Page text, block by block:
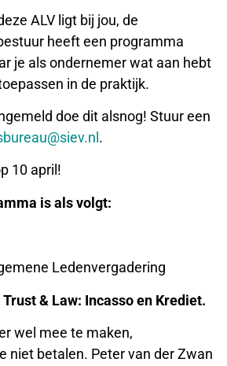
ALV ligt bij jou, de
heeft een programma
je als ondernemer wat aan hebt
in de praktijk.
doe dit alsnog! Stuur een
.
10 april!
is als volgt:
Ledenvergadering
& Law: Incasso en Krediet.
wel mee te maken,
niet betalen. Peter van der Zwan